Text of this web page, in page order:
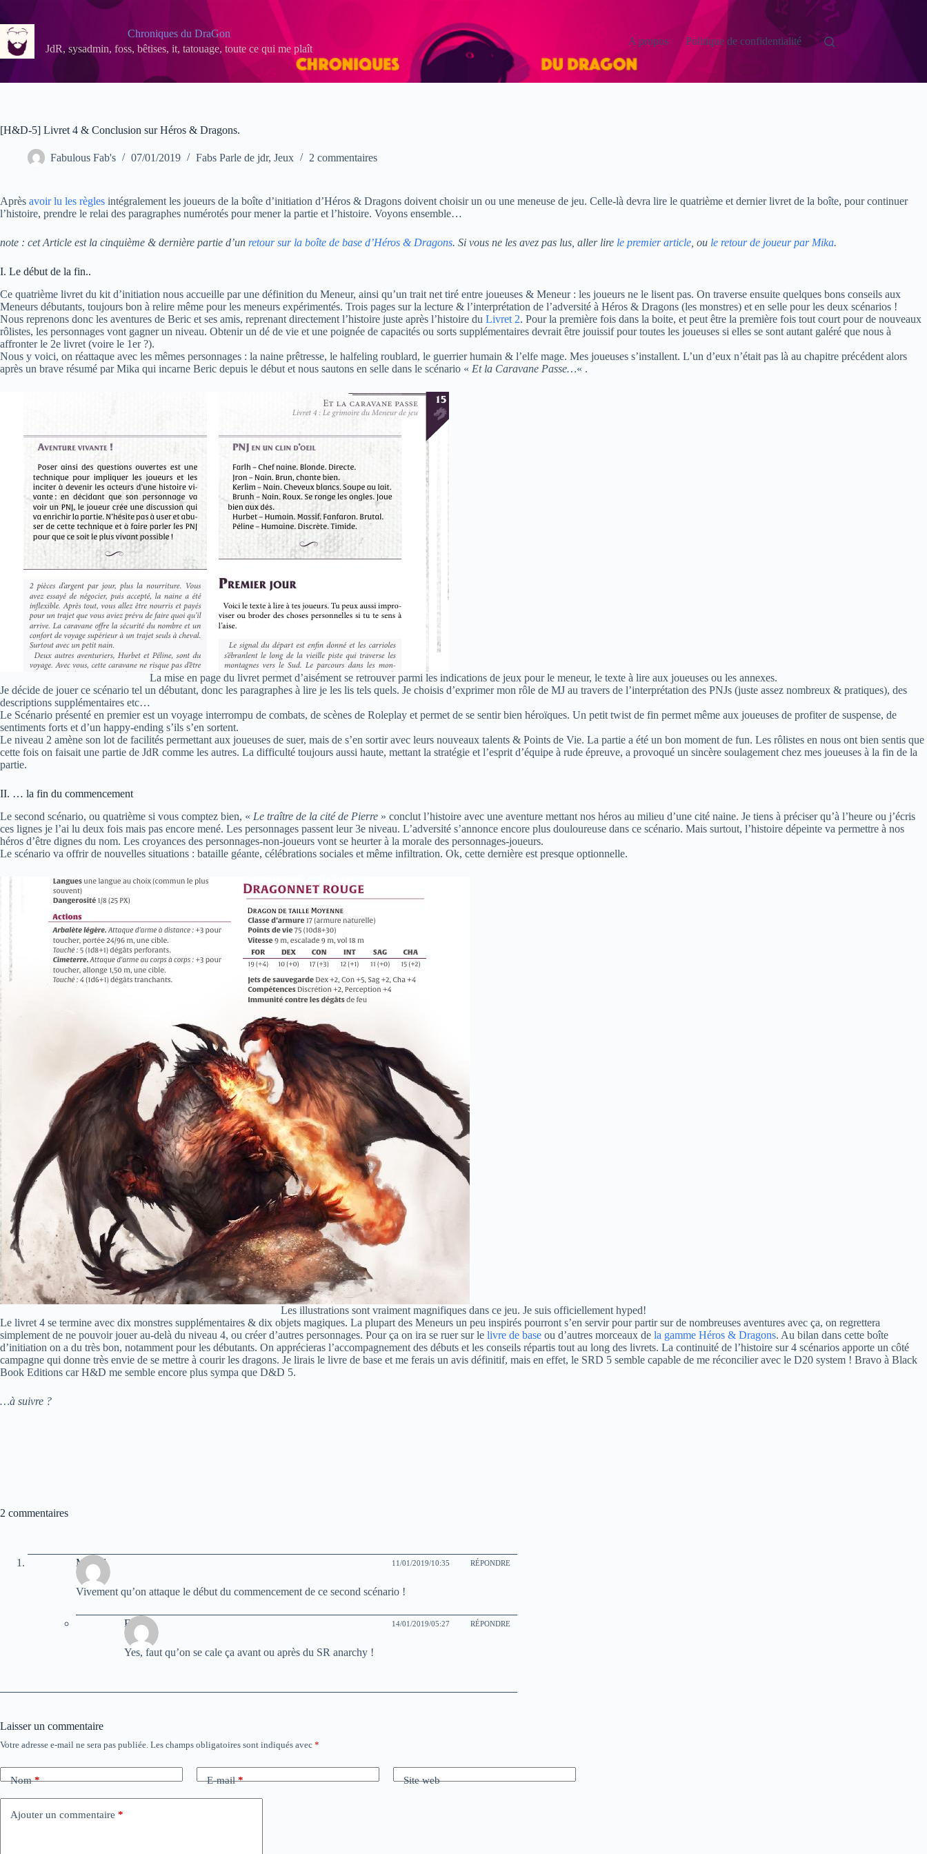
contenu
Chroniques du DraGon
JdR, sysadmin, foss, bêtises, it, tatouage, toute ce qui me plaît
A propos Politique de confidentialité
[H&D-5] Livret 4 & Conclusion sur Héros & Dragons.
Fabulous Fab's 07/01/2019 Fabs Parle de jdr, Jeux 2 commentaires
Après avoir lu les règles intégralement les joueurs de la boîte d’initiation d’Héros & Dragons doivent choisir un ou une meneuse de jeu. Celle-là devra lire le quatrième et dernier livret de la boîte, pour continuer
l’histoire, prendre le relai des paragraphes numérotés pour mener la partie et l’histoire. Voyons ensemble…
note : cet Article est la cinquième & dernière partie d’un retour sur la boîte de base d’Héros & Dragons. Si vous ne les avez pas lus, aller lire le premier article , ou le retour de joueur par Mika.
I. Le début de la fin..
Ce quatrième livret du kit d’initiation nous accueille par une définition du Meneur, ainsi qu’un trait net tiré entre joueuses & Meneur : les joueurs ne le lisent pas. On traverse ensuite quelques bons conseils aux
Meneurs débutants, toujours bon à relire même pour les meneurs expérimentés. Trois pages sur la lecture & l’interprétation de l’adversité à Héros & Dragons (les monstres) et en selle pour les deux scénarios !
Nous reprenons donc les aventures de Beric et ses amis, reprenant directement l’histoire juste après l’histoire du Livret 2. Pour la première fois dans la boite, et peut être la première fois tout court pour de nouveaux
rôlistes, les personnages vont gagner un niveau. Obtenir un dé de vie et une poignée de capacités ou sorts supplémentaires devrait être jouissif pour toutes les joueuses si elles se sont autant galéré que nous à
affronter le 2e livret (voire le 1er ?).
Nous y voici, on réattaque avec les mêmes personnages : la naine prêtresse, le halfeling roublard, le guerrier humain & l’elfe mage. Mes joueuses s’installent. L’un d’eux n’était pas là au chapitre précédent alors
après un brave résumé par Mika qui incarne Beric depuis le début et nous sautons en selle dans le scénario « Et la Caravane Passe…« .
La mise en page du livret permet d’aisément se retrouver parmi les indications de jeux pour le meneur, le texte à lire aux joueuses ou les annexes.
Je décide de jouer ce scénario tel un débutant, donc les paragraphes à lire je les lis tels quels. Je choisis d’exprimer mon rôle de MJ au travers de l’interprétation des PNJs (juste assez nombreux & pratiques), des
descriptions supplémentaires etc…
Le Scénario présenté en premier est un voyage interrompu de combats, de scènes de Roleplay et permet de se sentir bien héroïques. Un petit twist de fin permet même aux joueuses de profiter de suspense, de
sentiments forts et d’un happy-ending s’ils s’en sortent.
Le niveau 2 amène son lot de facilités permettant aux joueuses de suer, mais de s’en sortir avec leurs nouveaux talents & Points de Vie. La partie a été un bon moment de fun. Les rôlistes en nous ont bien sentis que
cette fois on faisait une partie de JdR comme les autres. La difficulté toujours aussi haute, mettant la stratégie et l’esprit d’équipe à rude épreuve, a provoqué un sincère soulagement chez mes joueuses à la fin de la
partie.
II. … la fin du commencement
Le second scénario, ou quatrième si vous comptez bien, « Le traître de la cité de Pierre » conclut l’histoire avec une aventure mettant nos héros au milieu d’une cité naine. Je tiens à préciser qu’à l’heure ou j’écris
ces lignes je l’ai lu deux fois mais pas encore mené. Les personnages passent leur 3e niveau. L’adversité s’annonce encore plus douloureuse dans ce scénario. Mais surtout, l’histoire dépeinte va permettre à nos
héros d’être dignes du nom. Les croyances des personnages-non-joueurs vont se heurter à la morale des personnages-joueurs.
Le scénario va offrir de nouvelles situations : bataille géante, célébrations sociales et même infiltration. Ok, cette dernière est presque optionnelle.
Les illustrations sont vraiment magnifiques dans ce jeu. Je suis officiellement hyped!
Le livret 4 se termine avec dix monstres supplémentaires & dix objets magiques. La plupart des Meneurs un peu inspirés pourront s’en servir pour partir sur de nombreuses aventures avec ça, on regrettera
simplement de ne pouvoir jouer au-delà du niveau 4, ou créer d’autres personnages. Pour ça on ira se ruer sur le livre de base ou d’autres morceaux de la gamme Héros & Dragons. Au bilan dans cette boîte
d’initiation on a du très bon, notamment pour les débutants. On apprécieras l’accompagnement des débuts et les conseils répartis tout au long des livrets. La continuité de l’histoire sur 4 scénarios apporte un côté
campagne qui donne très envie de se mettre à courir les dragons. Je lirais le livre de base et me ferais un avis définitif, mais en effet, le SRD 5 semble capable de me réconcilier avec le D20 system ! Bravo à Black
Book Editions car H&D me semble encore plus sympa que D&D 5.
…à suivre ?
2 commentaires
Mikaël 11/01/2019/10:35 RÉPONDRE
Vivement qu’on attaque le début du commencement de ce second scénario !
Fab's 14/01/2019/05:27 RÉPONDRE
Yes, faut qu’on se cale ça avant ou après du SR anarchy !
Laisser un commentaire
Votre adresse e-mail ne sera pas publiée. Les champs obligatoires sont indiqués avec *
Nom* E-mail* Site web
Ajouter un commentaire *